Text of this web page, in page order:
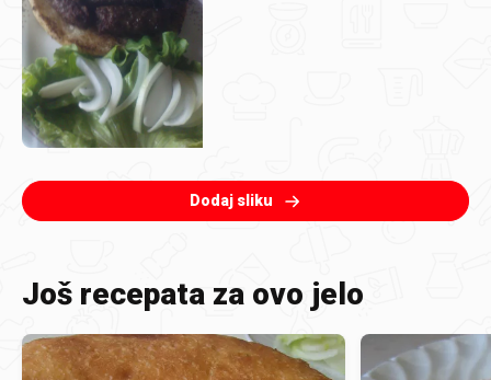
Dodaj sliku
Još recepata za ovo jelo